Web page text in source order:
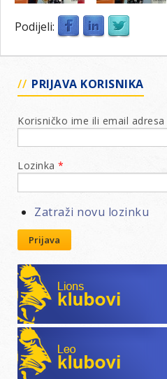
Podijeli:
PRIJAVA KORISNIKA
Korisničko ime ili email adresa
Lozinka *
Zatraži novu lozinku
Prijava
Lions klubovi
Leo klubovi